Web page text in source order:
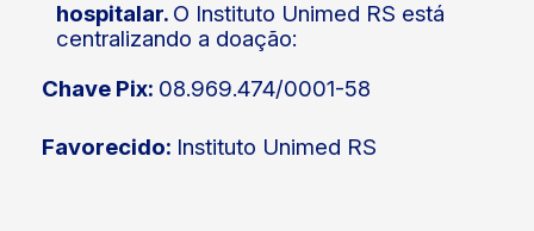
hospitalar. O Instituto Unimed RS está
centralizando a doação:
Chave Pix: 08.969.474/0001-58
Favorecido: Instituto Unimed RS